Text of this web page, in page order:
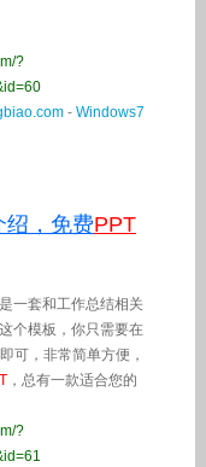
?
- Windows7
绍，免费PPT
一套和工作总结相关
个模板，你只需要在
可，非常简单方便，
，总有一款适合您的
?